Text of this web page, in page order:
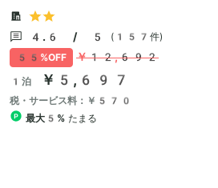
4.6 / 5
(157件)
55%OFF
￥12,692
1泊 ￥5,697
税・サービス料：￥570
最大5% たまる